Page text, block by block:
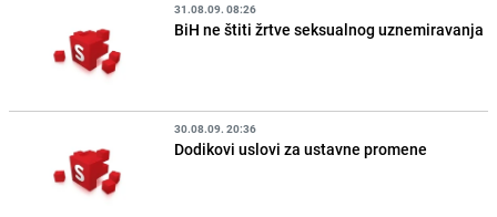
31.08.09. 08:26
BiH ne štiti žrtve seksualnog uznemiravanja
30.08.09. 20:36
Dodikovi uslovi za ustavne promene